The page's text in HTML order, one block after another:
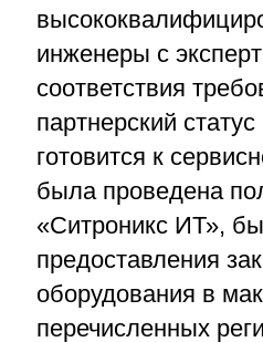
инженеры с
соответствия
партнерский
готовится к
была проведена
«Ситроникс ИТ»,
предоставления
оборудования в
перечисленных